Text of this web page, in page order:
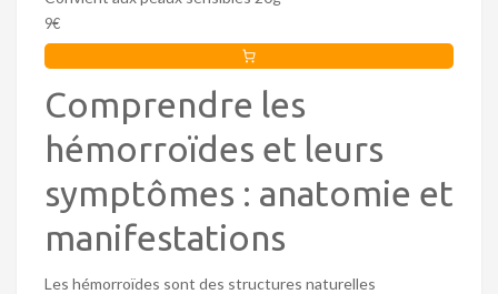
9€
Comprendre les
hémorroïdes et leurs
symptômes : anatomie et
manifestations
Les hémorroïdes sont des structures naturelles